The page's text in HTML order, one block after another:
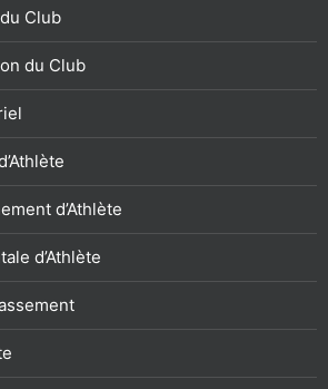
Club
du Club
d’Athlète
d’Athlète